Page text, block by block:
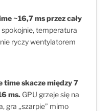
~16,7 ms przez cały
spokojnie, temperatura
ryczy wentylatorem
time skacze między 7
ms. GPU grzeje się na
gra „szarpie” mimo